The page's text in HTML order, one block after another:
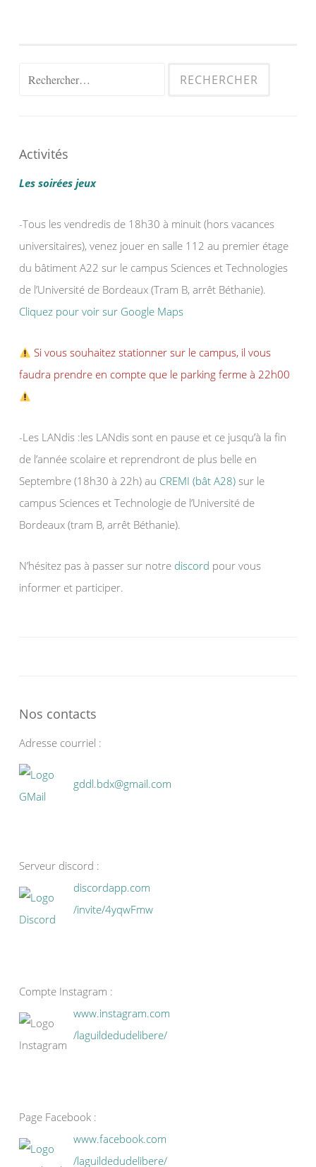
Rechercher :
Activités
Les soirées jeux
-Tous les vendredis de 18h30 à minuit (hors vacances
universitaires), venez jouer en salle 112 au premier étage
du bâtiment A22 sur le campus Sciences et Technologies
de l’Université de Bordeaux (Tram B, arrêt Béthanie).
Cliquez pour voir sur Google Maps
Si vous souhaitez stationner sur le campus, il vous
faudra prendre en compte que le parking ferme à 22h00
-Les LANdis :les LANdis sont en pause et ce jusqu’à la fin
de l’année scolaire et reprendront de plus belle en
Septembre (18h30 à 22h) au CREMI (bât A28) sur le
campus Sciences et Technologie de l’Université de
Bordeaux (tram B, arrêt Béthanie).
N’hésitez pas à passer sur notre discord pour vous
informer et participer.
Nos contacts
Adresse courriel :
gddl.bdx@gmail.com
Serveur discord :
discordapp.com
/invite/4yqwFmw
Compte Instagram :
www.instagram.com
/laguildedudelibere/
Page Facebook :
www.facebook.com
/laguildedudelibere/